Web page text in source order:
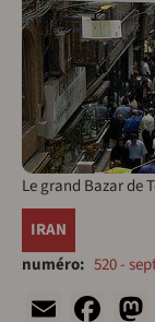
Le grand Bazar de
IRAN
numéro
520 -
Email